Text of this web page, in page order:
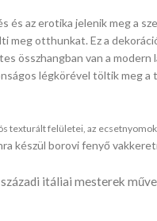
az erotika jelenik meg a
meg otthunkat. Ez a
összhangban van a
légkörével töltik meg
felületei, az
készül borovi fenyő
itáliai mesterek